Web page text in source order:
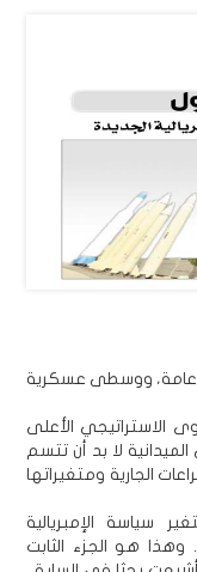
عامة، ووسطى عسكرية
الاستراتيجي الأعلى
لا بد أن تتسم
الجارية ومتغيراتها
سياسة الإمبريالية
وهذا هو الجزء الثابت